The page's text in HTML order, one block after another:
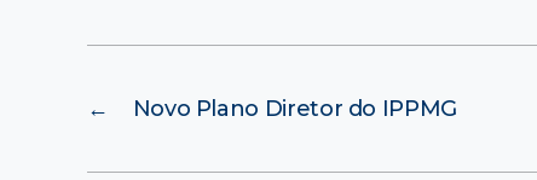
← Novo Plano Diretor do IPPMG